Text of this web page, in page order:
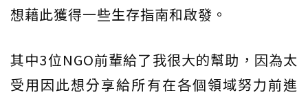
想藉此獲得一些生存指南和啟發。
其中3位NGO前輩給了我很大的幫助，因為太
受用因此想分享給所有在各個領域努力前進